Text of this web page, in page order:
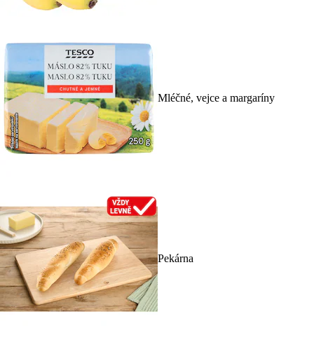
Mléčné, vejce a margaríny
Pekárna